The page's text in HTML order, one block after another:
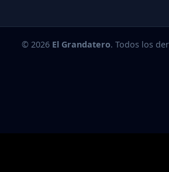
© 2026 El Grandatero. Todos los